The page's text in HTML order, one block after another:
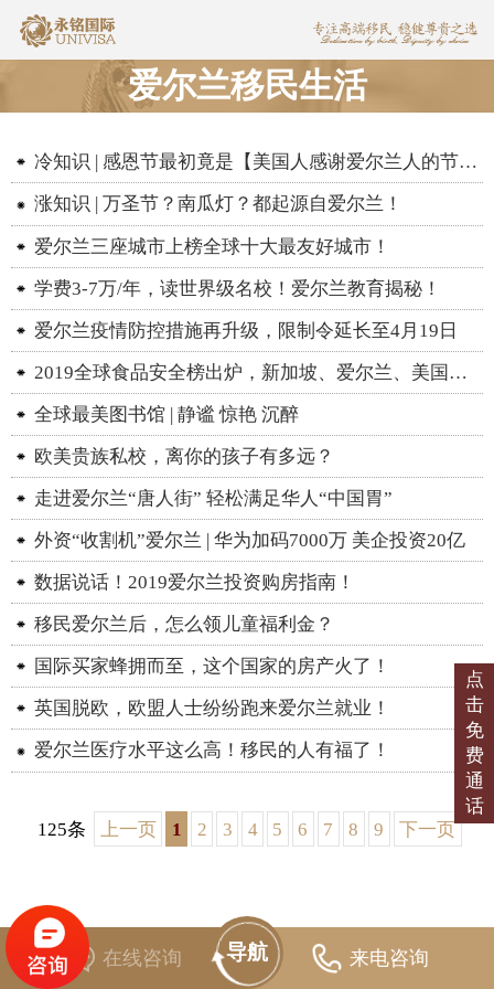
爱尔兰移民生活
冷知识 | 感恩节最初竟是【美国人感谢爱尔兰人的节日】？
涨知识 | 万圣节？南瓜灯？都起源自爱尔兰！
爱尔兰三座城市上榜全球十大最友好城市！
学费3-7万/年，读世界级名校！爱尔兰教育揭秘！
爱尔兰疫情防控措施再升级，限制令延长至4月19日
2019全球食品安全榜出炉，新加坡、爱尔兰、美国蝉联TOP3！
全球最美图书馆 | 静谧 惊艳 沉醉
欧美贵族私校，离你的孩子有多远？
走进爱尔兰“唐人街” 轻松满足华人“中国胃”
外资“收割机”爱尔兰 | 华为加码7000万 美企投资20亿
数据说话！2019爱尔兰投资购房指南！
移民爱尔兰后，怎么领儿童福利金？
国际买家蜂拥而至，这个国家的房产火了！
英国脱欧，欧盟人士纷纷跑来爱尔兰就业！
爱尔兰医疗水平这么高！移民的人有福了！
125条 上一页 1 2 3 4 5 6 7 8 9 下一页
在线咨询 来电咨询
导航
永铭首页
Home
品牌介绍 经典项目 联系我们
点
击
免
费
通
话